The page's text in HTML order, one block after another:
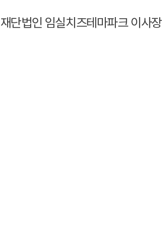
재단법인 임실치즈테마파크 이사장